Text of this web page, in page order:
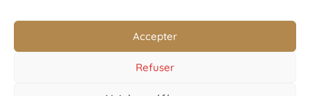
Accepter
Refuser
© Copyright 2019 Marcel Deheurles